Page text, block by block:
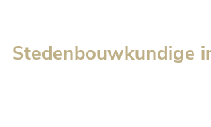
Stedenbouwkundige